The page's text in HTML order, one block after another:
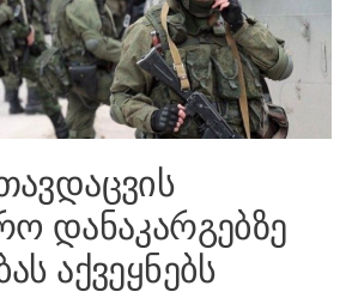
დანაკარგებზე
აქვეყნებს